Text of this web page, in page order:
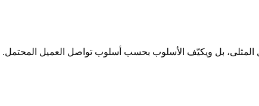
بل ويكيّف الأسلوب بحسب أسلوب تواصل العميل المحتمل.